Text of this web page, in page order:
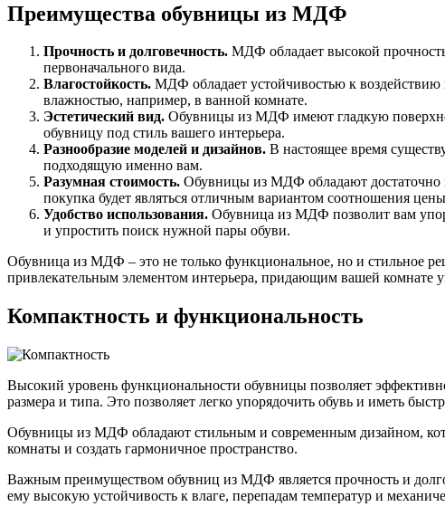
Преимущества обувницы из МДФ
Прочность и долговечность. МДФ обладает высокой
первоначального вида.
Влагостойкость. МДФ обладает устойчивостью к воздействию
влажностью, например, в ванной комнате.
Эстетический вид. Обувницы из МДФ имеют гладкую
обувницу под стиль вашего интерьера.
Разнообразие моделей и дизайнов. В настоящее время
подходящую именно вам.
Разумная стоимость. Обувницы из МДФ обладают достаточно
покупка будет являться отличным вариантом соотношения цены
Удобство использования. Обувница из МДФ позволит вам
и упростить поиск нужной пары обуви.
Обувница из МДФ – это не только функциональное, но и стильное
привлекательным элементом интерьера, придающим вашей комнате
Компактность и функциональность
Высокий уровень функциональности обувницы позволяет
размера и типа. Это позволяет легко упорядочить обувь и иметь
Обувницы из МДФ обладают стильным и современным дизайном,
комнаты и создать гармоничное пространство.
Важным преимуществом обувниц из МДФ является прочность и
ему высокую устойчивость к влаге, перепадам температур и